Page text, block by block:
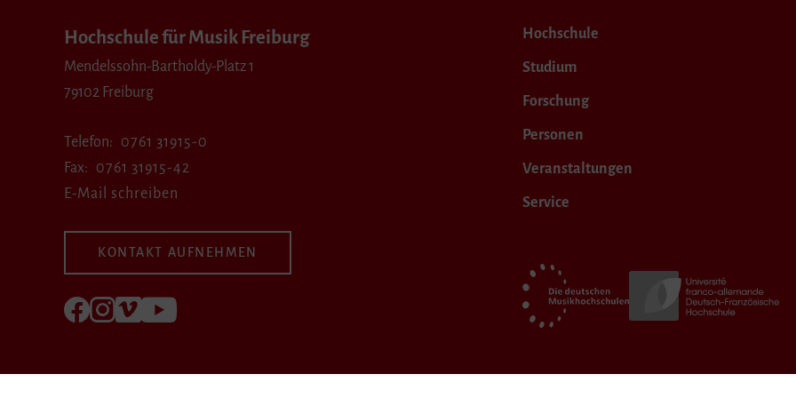
Hochschule für Musik Freiburg
Mendelssohn-Bartholdy-Platz 1
79102 Freiburg
Telefon
0761 31915-0
Fax
0761 31915-42
E-Mail schreiben
KONTAKT AUFNEHMEN
Folgen Sie uns auf Facebook
Folgen Sie uns auf Instagram
Besuchen Sie uns bei Vimeo
Hochschule
Studium
Forschung
Personen
Veranstaltungen
Service